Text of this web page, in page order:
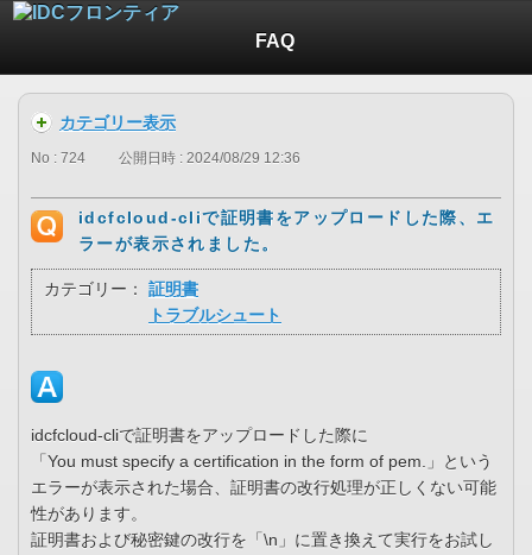
FAQ
カテゴリー表示
No : 724 公開日時 : 2024/08/29 12:36
idcfcloud-cliで証明書をアップロードした際、エ
ラーが表示されました。
カテゴリー：
証明書
トラブルシュート
idcfcloud-cliで証明書をアップロードした際に
「You must specify a certification in the form of pem.」という
エラーが表示された場合、証明書の改行処理が正しくない可能
性があります。
証明書および秘密鍵の改行を「\n」に置き換えて実行をお試し